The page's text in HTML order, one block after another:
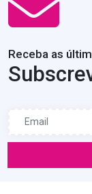
Receba as